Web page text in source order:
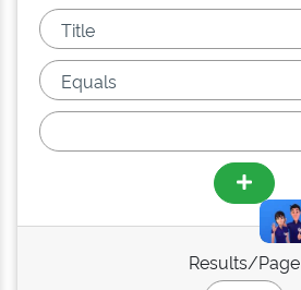
Results/Page